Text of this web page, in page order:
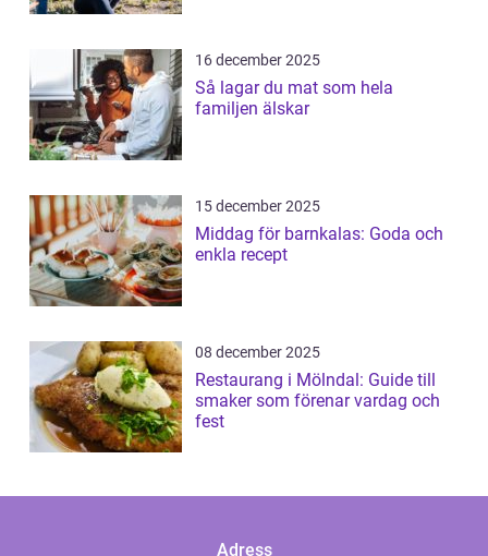
16 december 2025
Så lagar du mat som hela
familjen älskar
15 december 2025
Middag för barnkalas: Goda och
enkla recept
08 december 2025
Restaurang i Mölndal: Guide till
smaker som förenar vardag och
fest
Adress